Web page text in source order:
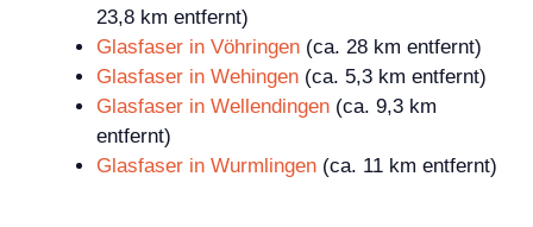
23,8 km entfernt)
Glasfaser in Vöhringen (ca. 28 km entfernt)
Glasfaser in Wehingen (ca. 5,3 km entfernt)
Glasfaser in Wellendingen (ca. 9,3 km
entfernt)
Glasfaser in Wurmlingen (ca. 11 km entfernt)